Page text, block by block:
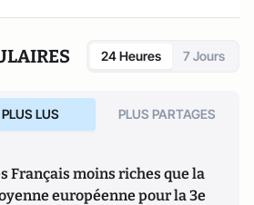
24 Heures 7 Jours
PLUS LUS PLUS PARTAGES
Français moins riches que la
européenne pour la 3e